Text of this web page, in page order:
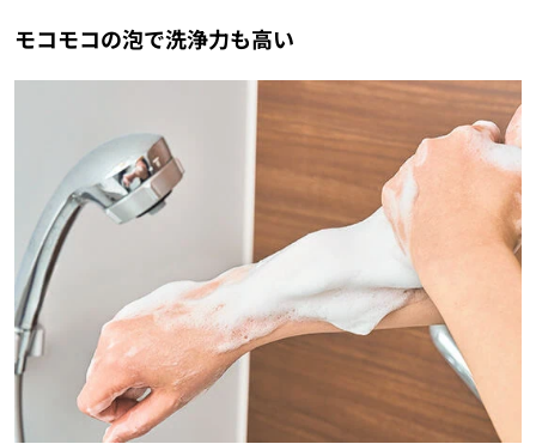
モコモコの泡で洗浄力も高い